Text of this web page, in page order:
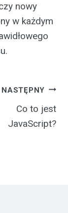
nowy
w każdym
NASTĘPNY
Co to jest
JavaScript?